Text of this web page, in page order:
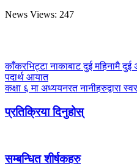
News Views: 247
काँकरभिट्टा नाकाबाट दुई महिनामै दुई
पदार्थ आयात
कक्षा ६ मा अध्ययनरत नानीहरुद्वारा
प्रतिक्रिया दिनुहोस्
सम्बन्धित शीर्षकहरु